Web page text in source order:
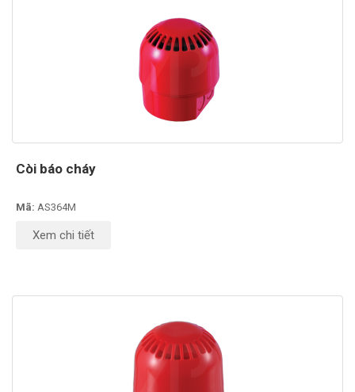
Còi báo cháy
Mã: AS364M
Xem chi tiết